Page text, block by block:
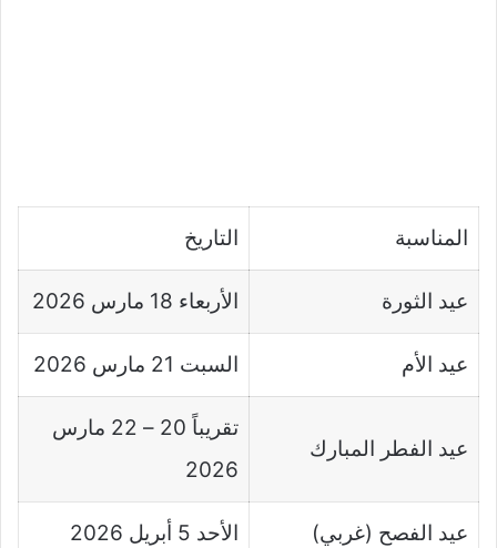
المناسبة التاريخ
عيد الثورة الأربعاء 18 مارس 2026
عيد الأم السبت 21 مارس 2026
عيد الفطر المبارك
تقريباً 20 – 22 مارس
2026
عيد الفصح (غربي) الأحد 5 أبريل 2026